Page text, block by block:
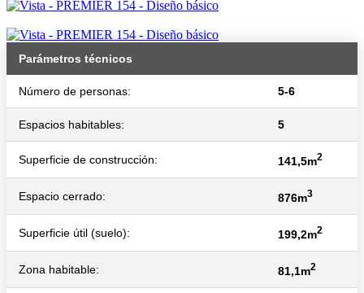
Parámetros técnicos
Número de personas: 5-6
Espacios habitables: 5
Superficie de construcción: 141,5m2
Espacio cerrado: 876m3
Superficie útil (suelo): 199,2m2
Zona habitable: 81,1m2